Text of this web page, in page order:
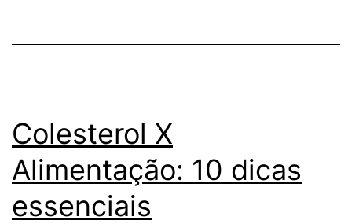
alimentação
Colesterol X
Alimentação: 10 dicas
essenciais